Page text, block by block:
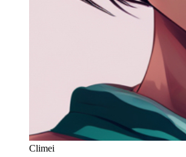
Climei